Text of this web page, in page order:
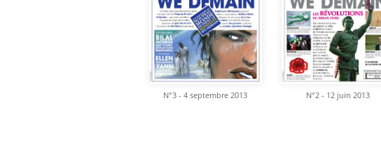
N°3 - 4 septembre 2013 N°2 - 12 juin 2013